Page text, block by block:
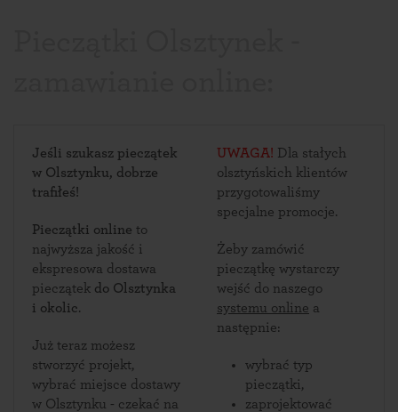
Jeśli szukasz pieczątek
w Olsztynku, dobrze
trafiłeś!
Pieczątki online to
najwyższa jakość i
ekspresowa dostawa
pieczątek do Olsztynka
i okolic.
Już teraz możesz
stworzyć projekt,
wybrać miejsce dostawy
w Olsztynku - czekać na
UWAGA! Dla stałych
olsztyńskich klientów
przygotowaliśmy
specjalne promocje.
Żeby zamówić
pieczątkę wystarczy
wejść do naszego
systemu online a
następnie:
wybrać typ
pieczątki,
zaprojektować